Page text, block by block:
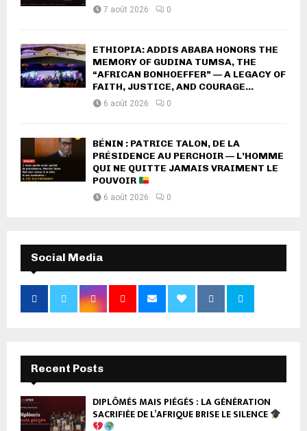
7 août 2026 0
ETHIOPIA: ADDIS ABABA HONORS THE
MEMORY OF GUDINA TUMSA, THE
“AFRICAN BONHOEFFER” — A LEGACY OF
FAITH, JUSTICE, AND COURAGE...
6 août 2026 0
BÉNIN : PATRICE TALON, DE LA
PRÉSIDENCE AU PERCHOIR — L’HOMME
QUI NE QUITTE JAMAIS VRAIMENT LE
POUVOIR
6 août 2026 0
Social Media
Recent Posts
DIPLÔMÉS MAIS PIÉGÉS : LA GÉNÉRATION
SACRIFIÉE DE L’AFRIQUE BRISE LE SILENCE